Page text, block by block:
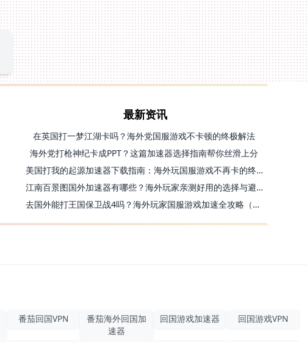
最新资讯
在英国打一梦江湖卡吗？海外党国服游戏不卡顿的终极解法
海外党打枪神纪卡成PPT？这篇加速器选择指南帮你丝滑上分
美国打我的起源加速器下载指南：海外玩国服游戏不再卡的终极方案
江南百景图国外加速器有哪些？海外玩家亲测好用的选择与避坑指南
去国外能打王国保卫战4吗？海外玩家国服游戏加速全攻略（附公主连结幻想江湖实测）
番茄回国VPN
番茄海外回国加
速器
回国游戏加速器 回国游戏VPN